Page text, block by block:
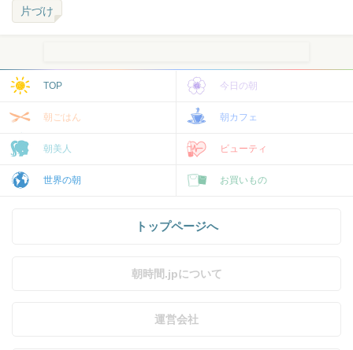
片づけ
TOP 今日の朝
朝ごはん 朝カフェ
朝美人 ビューティ
世界の朝 お買いもの
トップページへ
朝時間.jpについて
運営会社